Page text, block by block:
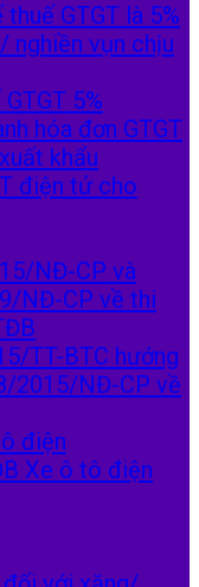
GTGT là 5%
nghiền vụn chịu
5%
hóa đơn GTGT
khẩu
điện tử cho
NĐ-CP và
NĐ-CP về thi
TT-BTC hướng
2015/NĐ-CP về
điện
Xe ô tô điện